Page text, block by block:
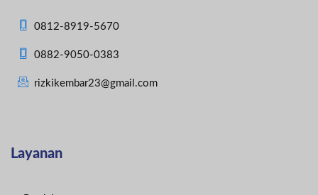
0812-8919-5670
0882-9050-0383
rizkikembar23@gmail.com
Layanan